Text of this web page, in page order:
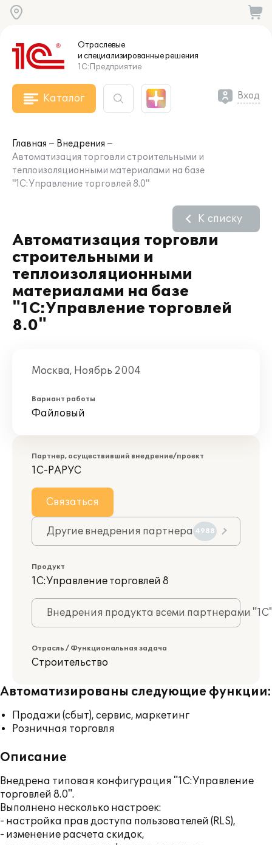
Отраслевые
и специализированныерешения
1С:Предприятие
Каталог Вход
Главная
Внедрения
Автоматизация торговли строительными и
теплоизоляционными материалами на базе
"1С:Управление торговлей 8.0"
Автоматизация торговли
строительными и
теплоизоляционными
материалами на базе
"1С:Управление торговлей
8.0"
К списку
Москва, Ноябрь 2004
Вариант работы
Файловый
Партнер, осуществивший внедрение/проект
1С-РАРУС
Связаться
Другие внедрения партнера 4988
Продукт
1С:Управление торговлей 8
Внедрения продукта всеми партнерами
Отрасль / Функциональная задача
Строительство
Автоматизированы следующие функции:
Продажи (сбыт), сервис, маркетинг
Розничная торговля
Описание
Внедрена типовая конфигурация "1С:Управление
торговлей 8.0".
Выполнено несколько настроек:
- настройка прав доступа пользователей (RLS),
- изменение расчета скидок,